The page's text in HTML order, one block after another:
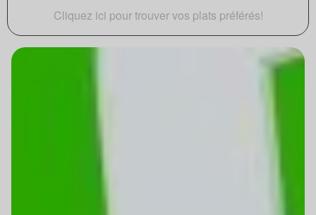
Cliquez ici pour trouver vos plats préférés!